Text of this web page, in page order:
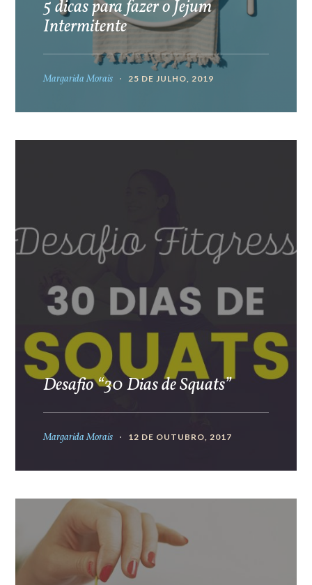
5 dicas para fazer o Jejum
Intermitente
Margarida Morais 25 DE JULHO, 2019
Desafio “30 Dias de Squats”
Margarida Morais 12 DE OUTUBRO, 2017